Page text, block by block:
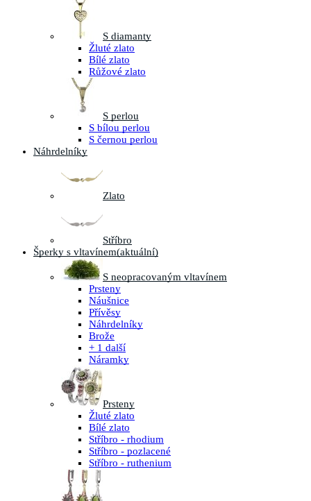
S diamanty
Žluté zlato
Bílé zlato
Růžové zlato
S perlou
S bílou perlou
S černou perlou
Náhrdelníky
Zlato
Stříbro
Šperky s vltavínem(aktuální)
S neopracovaným vltavínem
Prsteny
Náušnice
Přívěsy
Náhrdelníky
Brože
+ 1 další
Náramky
Prsteny
Žluté zlato
Bílé zlato
Stříbro - rhodium
Stříbro - pozlacené
Stříbro - ruthenium